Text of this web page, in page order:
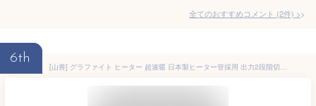
全てのおすすめコメント (2件) >
6th
[山善] グラファイト ヒーター 超速暖 日本製ヒーター管採用 出力2段階切換 (900W/450W) 首振り機能付 シャンパンゴールド DCTS-A092(N)